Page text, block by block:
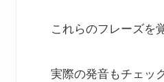
これらのフレーズを
実際の発音もチェッ